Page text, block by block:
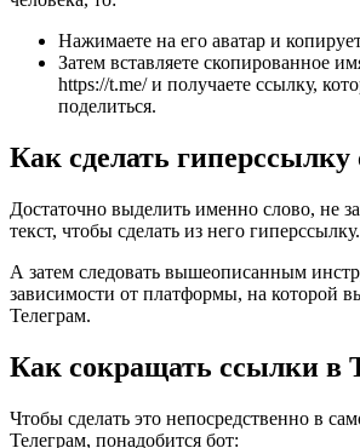
Нажимаете на его аватар и
Затем вставляете скопированное
https://t.me/ и получаете ссылку,
поделиться.
Как сделать гиперссылку
Достаточно выделить именно слово, не
текст, чтобы сделать из него гиперссылку.
А затем следовать вышеописанным
зависимости от платформы, на которой
Телеграм.
Как сокращать ссылки в
Чтобы сделать это непосредственно в
Телеграм, понадобится бот: